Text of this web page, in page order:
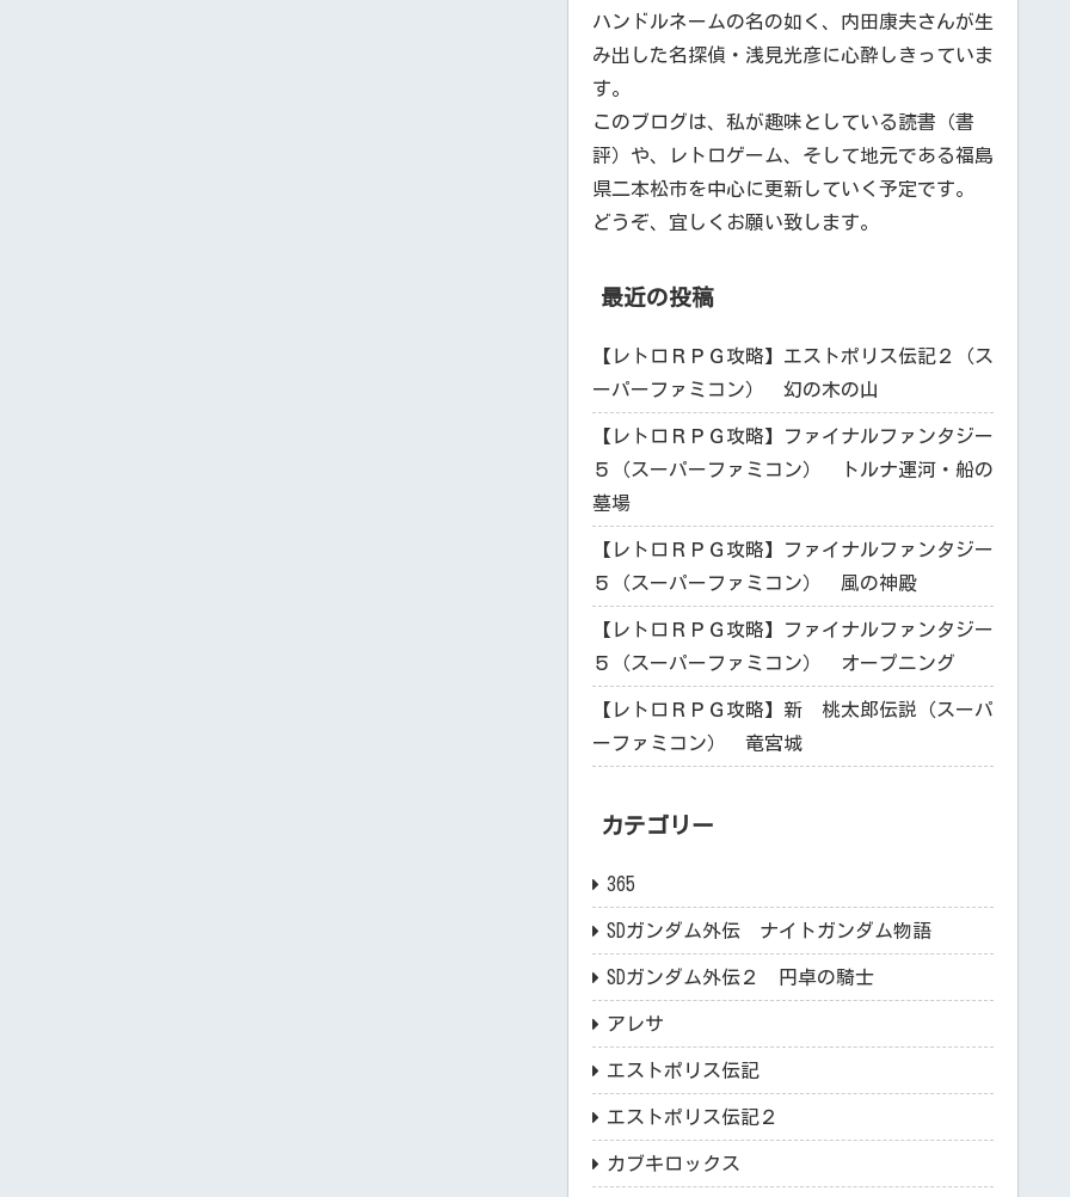
ハンドルネームの名の如く、内田康夫さんが生
み出した名探偵・浅見光彦に心酔しきっていま
す。
このブログは、私が趣味としている読書（書
評）や、レトロゲーム、そして地元である福島
県二本松市を中心に更新していく予定です。
どうぞ、宜しくお願い致します。
最近の投稿
【レトロＲＰＧ攻略】エストポリス伝記２（ス
ーパーファミコン） 幻の木の山
【レトロＲＰＧ攻略】ファイナルファンタジー
５（スーパーファミコン） トルナ運河・船の
墓場
【レトロＲＰＧ攻略】ファイナルファンタジー
５（スーパーファミコン） 風の神殿
【レトロＲＰＧ攻略】ファイナルファンタジー
５（スーパーファミコン） オープニング
【レトロＲＰＧ攻略】新 桃太郎伝説（スーパ
ーファミコン） 竜宮城
カテゴリー
365
SDガンダム外伝 ナイトガンダム物語
SDガンダム外伝２ 円卓の騎士
アレサ
エストポリス伝記
エストポリス伝記２
カブキロックス